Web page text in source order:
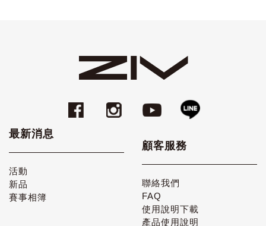
最新消息
活動
新品
賽事相簿
顧客服務
聯絡我們
FAQ
使用說明下載
產品使用說明